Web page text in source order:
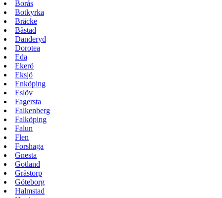
Borås
Botkyrka
Bräcke
Båstad
Danderyd
Dorotea
Eda
Ekerö
Eksjö
Enköping
Eslöv
Fagersta
Falkenberg
Falköping
Falun
Flen
Forshaga
Gnesta
Gotland
Grästorp
Göteborg
Halmstad